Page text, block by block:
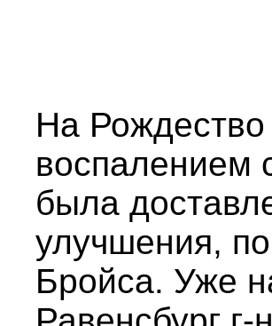
На Рождество
воспалением
была
улучшения,
Бройса. Уже